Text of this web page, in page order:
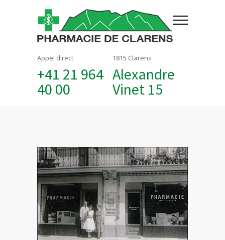
Appel direct
+41 21 964
40 00
1815 Clarens
Alexandre
Vinet 15